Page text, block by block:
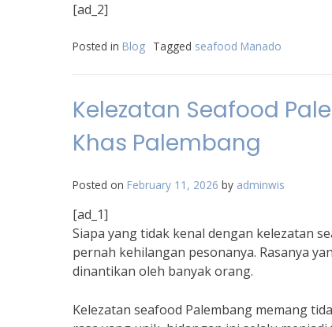
[ad_2]
Posted in Blog Tagged seafood Manado
Kelezatan Seafood
Khas Palembang
Posted on February 11, 2026 by adminwis
[ad_1]
Siapa yang tidak kenal dengan kelezatan
pernah kehilangan pesonanya. Rasanya
dinantikan oleh banyak orang.
Kelezatan seafood Palembang memang